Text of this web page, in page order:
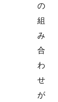
の
組
み
合
わ
せ
が